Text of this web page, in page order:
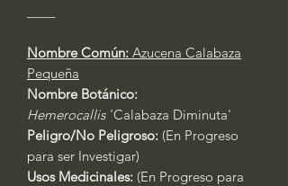
Nombre Común: Azucena Calabaza
Pequeña
Nombre Botánico:
Hemerocallis 'Calabaza Diminuta'
Peligro/No Peligroso: (En Progreso
para ser Investigar)
Usos Medicinales: (En Progreso para